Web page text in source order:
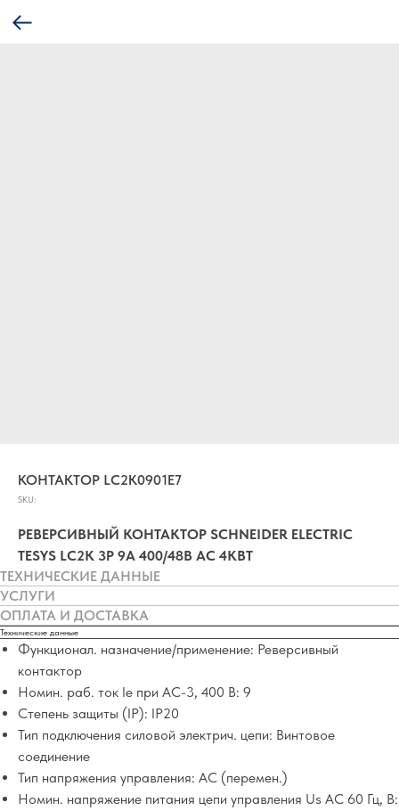
КОНТАКТОР LC2K0901E7
SKU:
РЕВЕРСИВНЫЙ КОНТАКТОР SCHNEIDER ELECTRIC
TESYS LC2K 3P 9А 400/48В AC 4КВТ
ТЕХНИЧЕСКИЕ ДАННЫЕ
УСЛУГИ
ОПЛАТА И ДОСТАВКА
Технические данные
Функционал. назначение/применение: Реверсивный
контактор
Номин. раб. ток Ie при AC-3, 400 В: 9
Степень защиты (IP): IP20
Тип подключения силовой электрич. цепи: Винтовое
соединение
Тип напряжения управления: AC (перемен.)
Номин. напряжение питания цепи управления Us AC 60 Гц, В: